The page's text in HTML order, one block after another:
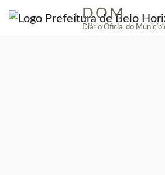
| DOM
Diário Oficial do